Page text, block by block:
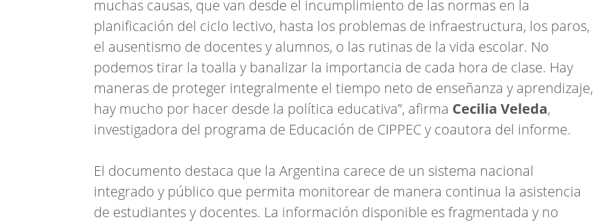
muchas causas, que van desde el incumplimiento de las normas en la
planificación del ciclo lectivo, hasta los problemas de infraestructura, los paros,
el ausentismo de docentes y alumnos, o las rutinas de la vida escolar. No
podemos tirar la toalla y banalizar la importancia de cada hora de clase. Hay
maneras de proteger integralmente el tiempo neto de enseñanza y aprendizaje,
hay mucho por hacer desde la política educativa”, afirma Cecilia Veleda,
investigadora del programa de Educación de CIPPEC y coautora del informe.
El documento destaca que la Argentina carece de un sistema nacional
integrado y público que permita monitorear de manera continua la asistencia
de estudiantes y docentes. La información disponible es fragmentada y no